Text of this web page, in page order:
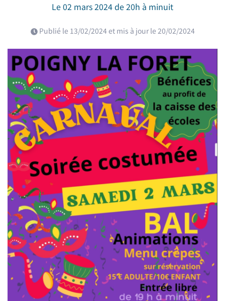
Le02 mars2024de 20h à minuit
Publié le 13/02/2024et mis à jour le 20/02/2024